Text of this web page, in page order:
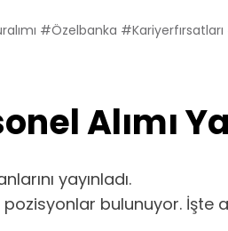
#özelbanka
Alımı
yayınladı.
bulunuyor. İşte